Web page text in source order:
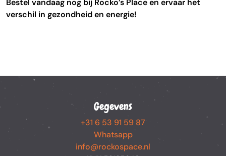
Bestel vandaag nog bij Rocko’s Place en ervaar het
verschil in gezondheid en energie!
Gegevens
+31 6 53 91 59 87
Whatsapp
info@rockospace.nl